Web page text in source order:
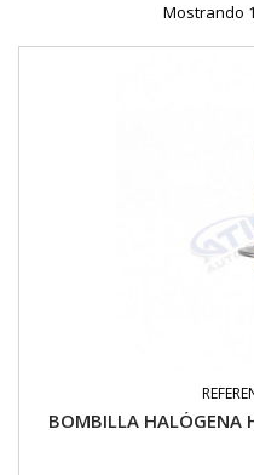
Mostrando
BOMBILLA HALÓGENA